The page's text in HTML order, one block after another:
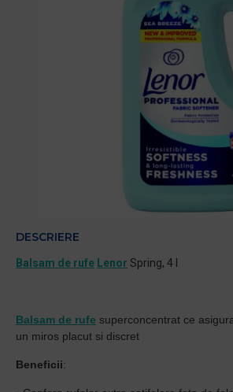
DESCRIERE
Balsam de rufe Lenor Spring, 4 l
Balsam de rufe superconcentrat ce
un miros placut si discret
Beneficii: